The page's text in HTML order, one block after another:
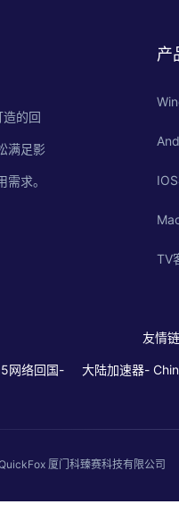
的回
满足影
求。
产
TV
友情
网络回国- 大陆加速器-
厦门科臻赛科技有限公司